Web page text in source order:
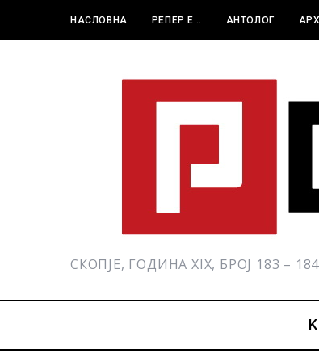
НАСЛОВНА РЕПЕР Е… АНТОЛОГ
СКОПЈЕ, ГОДИНА XIX, БРОЈ 183 –